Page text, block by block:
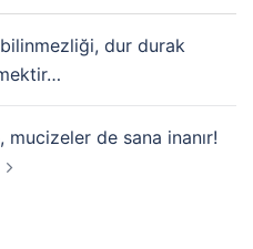
bilinmezliği, dur durak
mucizeler de sana inanır!